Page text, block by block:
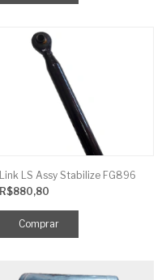
Link LS Assy Stabilize FG896
R$880,80